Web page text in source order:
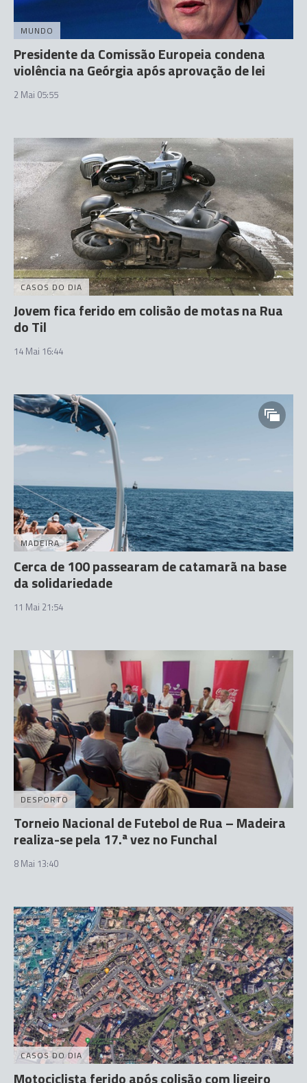
MUNDO
Presidente da Comissão Europeia condena
violência na Geórgia após aprovação de lei
2 Mai 05:55
CASOS DO DIA
Jovem fica ferido em colisão de motas na Rua
do Til
14 Mai 16:44
MADEIRA
Cerca de 100 passearam de catamarã na base
da solidariedade
11 Mai 21:54
DESPORTO
Torneio Nacional de Futebol de Rua – Madeira
realiza-se pela 17.ª vez no Funchal
8 Mai 13:40
CASOS DO DIA
Motociclista ferido após colisão com ligeiro